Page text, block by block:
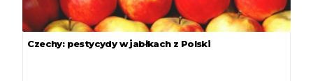
Czechy: pestycydy w jabłkach z Polski